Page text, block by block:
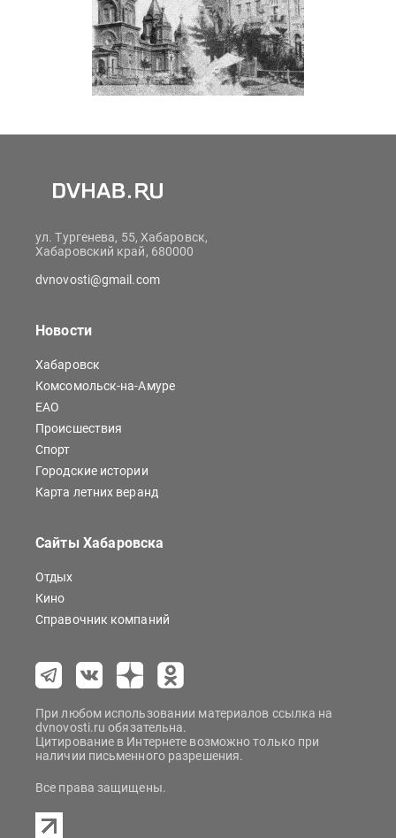
ул. Тургенева, 55, Хабаровск,
Хабаровский край, 680000
dvnovosti@gmail.com
Новости
Хабаровск
Комсомольск-на-Амуре
ЕАО
Происшествия
Спорт
Городские истории
Карта летних веранд
Сайты Хабаровска
Отдых
Кино
Справочник компаний
При любом использовании материалов ссылка на
dvnovosti.ru обязательна.
Цитирование в Интернете возможно только при
наличии письменного разрешения.
Все права защищены.